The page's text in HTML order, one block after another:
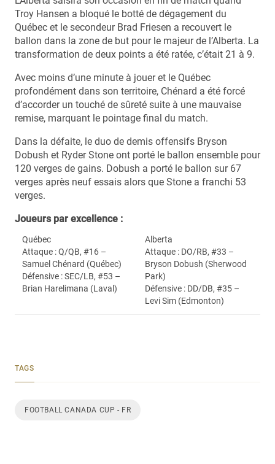
Troy Hansen a bloqué le botté de dégagement du
Québec et le secondeur Brad Friesen a recouvert le
ballon dans la zone de but pour le majeur de l’Alberta. La
transformation de deux points a été ratée, c’était 21 à 9.
Avec moins d’une minute à jouer et le Québec
profondément dans son territoire, Chénard a été forcé
d’accorder un touché de sûreté suite à une mauvaise
remise, marquant le pointage final du match.
Dans la défaite, le duo de demis offensifs Bryson
Dobush et Ryder Stone ont porté le ballon ensemble pour
120 verges de gains. Dobush a porté le ballon sur 67
verges après neuf essais alors que Stone a franchi 53
verges.
Joueurs par excellence :
Québec
Attaque : Q/QB, #16 –
Samuel Chénard (Québec)
Défensive : SEC/LB, #53 –
Brian Harelimana (Laval)
Alberta
Attaque : DO/RB, #33 –
Bryson Dobush (Sherwood
Park)
Défensive : DD/DB, #35 –
Levi Sim (Edmonton)
TAGS
FOOTBALL CANADA CUP - FR